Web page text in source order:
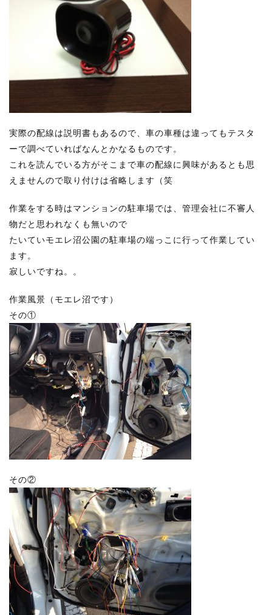
実際の配線は説明書もあるので、車の車種は違ってもテスタ
ーで調べていればなんとかなるものです。
これを読んでいる方がそこまで車の配線に興味があるとも思
えませんので取り付けは省略します（笑
作業をする時はマンションの駐車場では、管理会社に不審人
物だと思われなくも無いので
たいていモエレ沼公園の駐車場の端っこに行って作業してい
ます。
寂しいですね。。
作業風景（モエレ沼です）
その①
その②